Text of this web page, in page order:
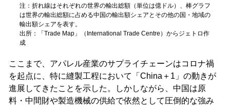
注：折れ線はそれぞれの世界の輸出総額（単位は億ドル）、棒グラフ
は世界の輸出総額に占める中国の輸出額シェアとその他の国・地域の
輸出額シェアを表す。
出所：「Trade Map」（International Trade Centre）からジェトロ作
成
ここまで、アパレル産業のサプライチェーンはコロナ禍
を起点に、特に縫製工程において「China＋1」の動きが
進展してきたことを示した。しかしながら、中国は原
料・中間財や製造機械の供給で依然として圧倒的な強み